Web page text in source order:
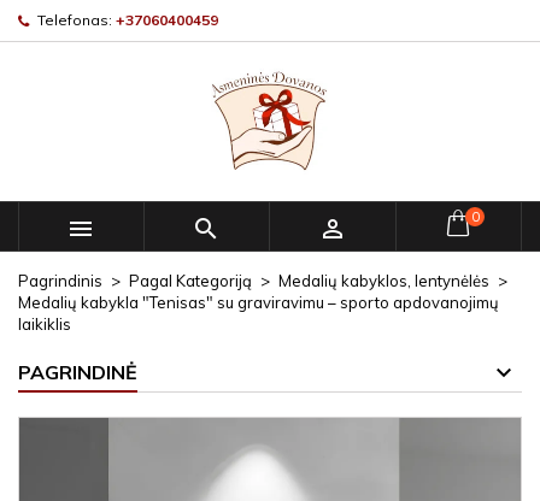
Telefonas: +37060400459
   0
Pagrindinis Pagal Kategoriją
Medalių kabyklos, lentynėlės
Medalių kabykla "Tenisas" su graviravimu – sporto apdovanojimų
laikiklis
PAGRINDINĖ